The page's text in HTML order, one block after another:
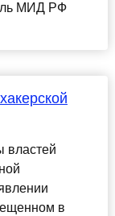
МИД РФ
властей
в